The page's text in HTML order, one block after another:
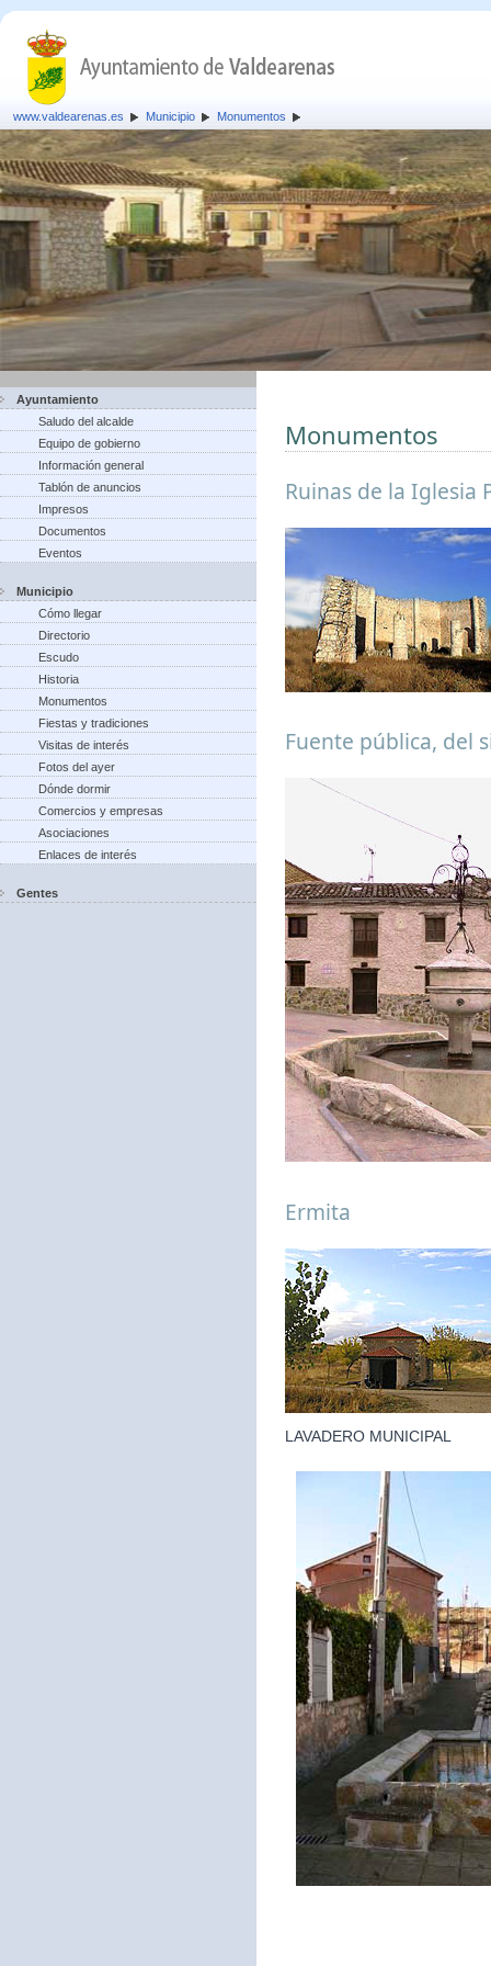
www.valdearenas.es Municipio Monumentos
Ayuntamiento
Saludo del alcalde
Equipo de gobierno
Información general
Tablón de anuncios
Impresos
Documentos
Eventos
Municipio
Cómo llegar
Directorio
Escudo
Historia
Monumentos
Fiestas y tradiciones
Visitas de interés
Fotos del ayer
Dónde dormir
Comercios y empresas
Asociaciones
Enlaces de interés
Gentes
Monumentos
Ruinas de la
Fuente pública, del
Ermita
LAVADERO MUNICIPAL